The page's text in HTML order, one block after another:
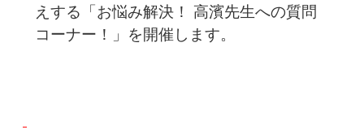
えする「お悩み解決！ 高濱先生への質問
コーナー！」を開催します。